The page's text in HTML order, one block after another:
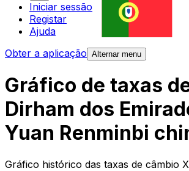
Iniciar sessão
Registar
Ajuda
Obter a aplicação Alternar menu
Gráfico de taxas
Dirham dos
Yuan Renminbi
Gráfico histórico das taxas de câmbio